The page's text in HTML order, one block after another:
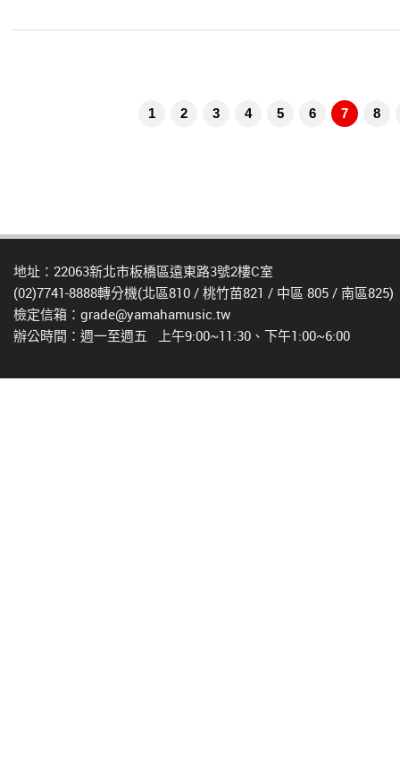
1 2 3 4 5 6 7 8
地址：22063新北市板橋區遠東路3號2樓C室
(02)7741-8888轉分機(北區810 / 桃竹苗821 / 中區 805 / 南區825)
檢定信箱：grade@yamahamusic.tw
辦公時間：週一至週五 上午9:00~11:30、下午1:00~6:00